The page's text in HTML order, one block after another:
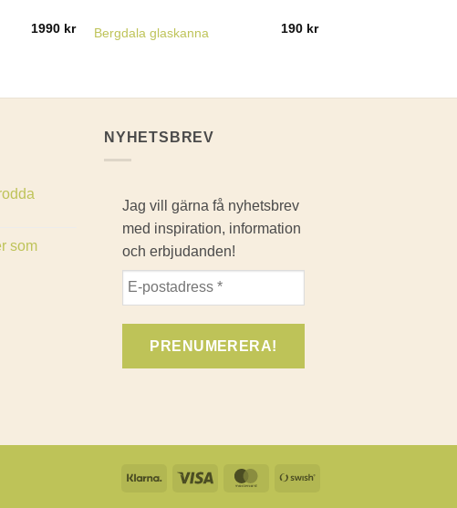
1990 kr Bergdala glaskanna 190 kr
som
NYHETSBREV
Jag vill gärna få nyhetsbrev
med inspiration, information
och erbjudanden!
Klarna Visa MasterCardSwish